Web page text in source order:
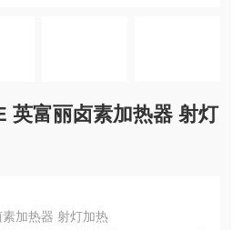
英富丽卤素加热器 射灯
加热器 射灯加热